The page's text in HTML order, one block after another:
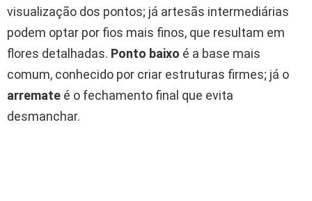
visualização dos pontos; já artesãs intermediárias
podem optar por fios mais finos, que resultam em
flores detalhadas. Ponto baixo é a base mais
comum, conhecido por criar estruturas firmes; já o
arremate é o fechamento final que evita
desmanchar.